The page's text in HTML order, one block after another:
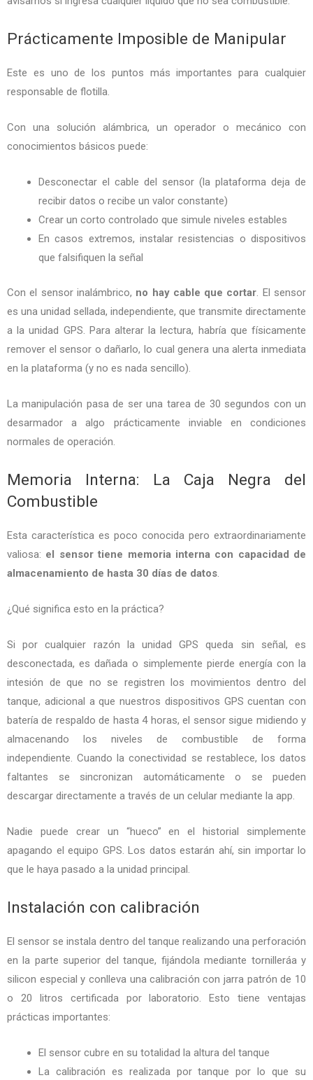
Prácticamente Imposible de Manipular
Este es uno de los puntos más importantes para cualquier
responsable de flotilla.
Con una solución alámbrica, un operador o mecánico con
conocimientos básicos puede:
Desconectar el cable del sensor (la plataforma deja de
recibir datos o recibe un valor constante)
Crear un corto controlado que simule niveles estables
En casos extremos, instalar resistencias o dispositivos
que falsifiquen la señal
Con el sensor inalámbrico, no hay cable que cortar. El sensor
es una unidad sellada, independiente, que transmite directamente
a la unidad GPS. Para alterar la lectura, habría que físicamente
remover el sensor o dañarlo, lo cual genera una alerta inmediata
en la plataforma (y no es nada sencillo).
La manipulación pasa de ser una tarea de 30 segundos con un
desarmador a algo prácticamente inviable en condiciones
normales de operación.
Memoria Interna: La Caja Negra del
Combustible
Esta característica es poco conocida pero extraordinariamente
valiosa: el sensor tiene memoria interna con capacidad de
almacenamiento de hasta 30 días de datos.
¿Qué significa esto en la práctica?
Si por cualquier razón la unidad GPS queda sin señal, es
desconectada, es dañada o simplemente pierde energía con la
intesión de que no se registren los movimientos dentro del
tanque, adicional a que nuestros dispositivos GPS cuentan con
batería de respaldo de hasta 4 horas, el sensor sigue midiendo y
almacenando los niveles de combustible de forma
independiente. Cuando la conectividad se restablece, los datos
faltantes se sincronizan automáticamente o se pueden
descargar directamente a través de un celular mediante la app.
Nadie puede crear un “hueco” en el historial simplemente
apagando el equipo GPS. Los datos estarán ahí, sin importar lo
que le haya pasado a la unidad principal.
Instalación con calibración
El sensor se instala dentro del tanque realizando una perforación
en la parte superior del tanque, fijándola mediante tornilleráa y
silicon especial y conlleva una calibración con jarra patrón de 10
o 20 litros certificada por laboratorio. Esto tiene ventajas
prácticas importantes:
El sensor cubre en su totalidad la altura del tanque
La calibración es realizada por tanque por lo que su